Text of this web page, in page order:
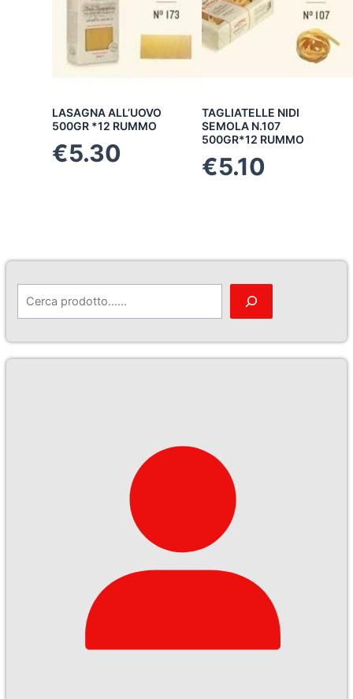
LASAGNA ALL’UOVO
500GR *12 RUMMO
€5.30
TAGLIATELLE NIDI
SEMOLA N.107
500GR*12 RUMMO
€5.10